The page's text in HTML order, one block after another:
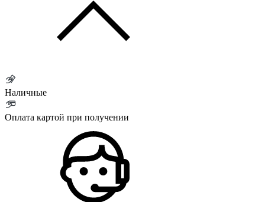
Наличные
Оплата картой при получении